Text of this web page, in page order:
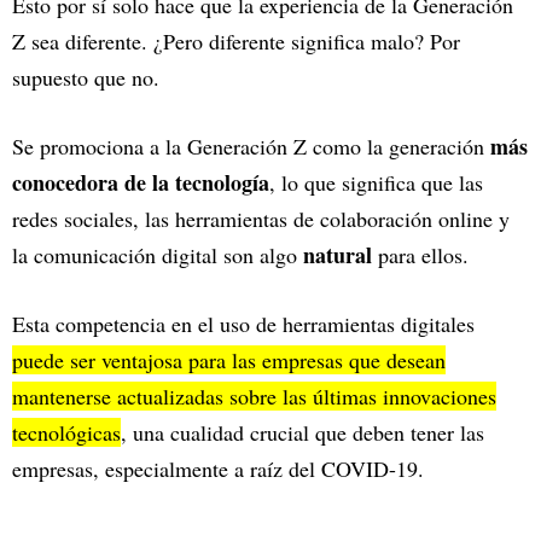
Z sea diferente. ¿Pero diferente significa malo? Por
supuesto que no.
Se promociona a la Generación Z como la generación más
conocedora de la tecnología, lo que significa que las
redes sociales, las herramientas de colaboración online y
la comunicación digital son algo natural para ellos.
Esta competencia en el uso de herramientas digitales
puede ser ventajosa para las empresas que desean
mantenerse actualizadas sobre las últimas innovaciones
tecnológicas, una cualidad crucial que deben tener las
empresas, especialmente a raíz del COVID-19.